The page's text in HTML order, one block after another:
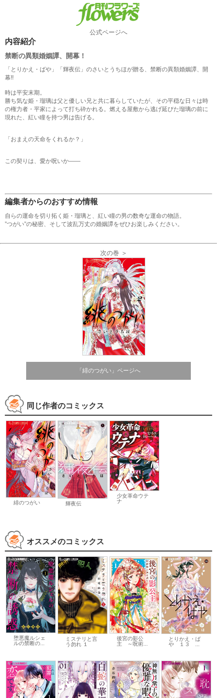
公式ページへ
内容紹介
禁断の異類婚姻譚、開幕！
「とりかえ・ばや」「輝夜伝」のさいとうちほが贈る、禁断の異類婚姻譚、開
幕!!
時は平安末期。
勝ち気な姫・瑠璃は父と優しい兄と共に暮らしていたが、その平穏な日々は時
の権力者・平家によって打ち砕かれる。燃える屋敷から逃げ延びた瑠璃の前に
現れた、紅い瞳を持つ男は告げる。
「おまえの天命をくれるか？」
この契りは、愛か呪いか――
編集者からのおすすめ情報
自らの運命を切り拓く姫・瑠璃と、紅い瞳の男の数奇な運命の物語。
”つがい”の秘密、そして波乱万丈の婚姻譚をぜひお楽しみください。
次の巻 ＞
「緋のつがい」ページへ
同じ作者のコミックス
緋のつがい 輝夜伝
少女革命ウテ
ナ
オススメのコミックス
堕悪魔ルシェ
ルの禁断の...
ミステリと言
う勿れ １
後宮の影公
主 ～呪術...
とりかえ・ば
や １３ ...